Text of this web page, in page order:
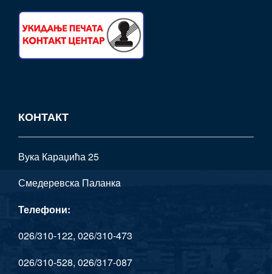
КОНТАКТ
Вука Караџића 25
Смедеревска Паланкa
Телефони:
026/310-122, 026/310-473
026/310-528, 026/317-087